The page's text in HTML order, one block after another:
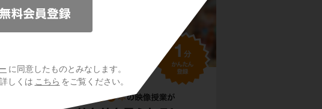
に同意したものとみなします。
しくは こちら をご覧ください。